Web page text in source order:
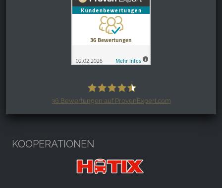
Harzspots.com - Den neuen Harz
36 Bewertungen auf ProvenExpert.com
KOOPERATIONEN